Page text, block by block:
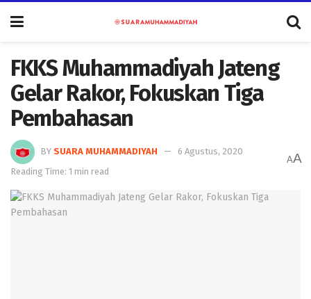
FKKS Muhammadiyah Jateng
Gelar Rakor, Fokuskan Tiga
Pembahasan
BY SUARA MUHAMMADIYAH
6 Agustus, 2020
Reading Time: 1 min read
AA